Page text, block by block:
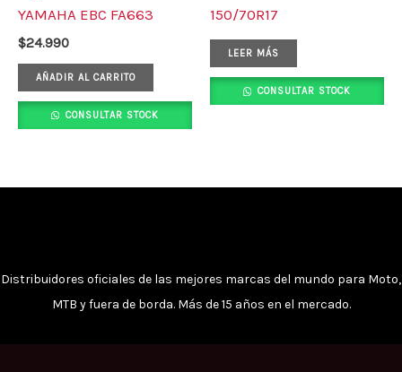
YAMAHA EBC FA663
$24.990
AÑADIR AL CARRITO
CONSULTAR STOCK
150/70R17
LEER MÁS
CONSULTAR STOCK
Distribuidores oficiales de las mejores marcas del mundo para Moto,
MTB y fuera de borda. Más de 15 años en el mercado.